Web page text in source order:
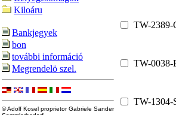
Kiloáru
Bankjegyek
bon
további információ
Megrendelö szel.
© Adolf Kosel proprietor Gabriele Sander
TW-2389-
TW-0038-
TW-1304-